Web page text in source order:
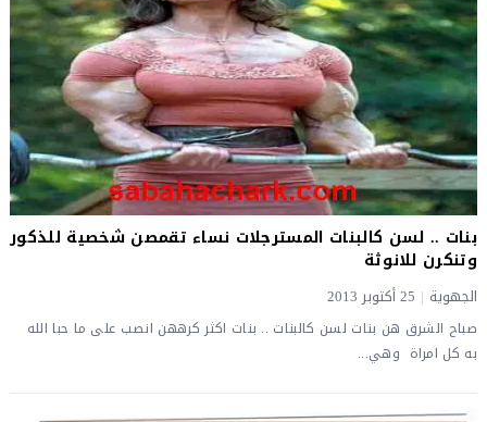
بنات .. لسن كالبنات المسترجلات نساء تقمصن شخصية للذكور
وتنكرن للانوثة
الجهوية 25 أكتوبر 2013
صباح الشرق هن بنات لسن كالبنات .. بنات اكثر كرههن انصب على ما حبا الله
به كل امراة وهي...